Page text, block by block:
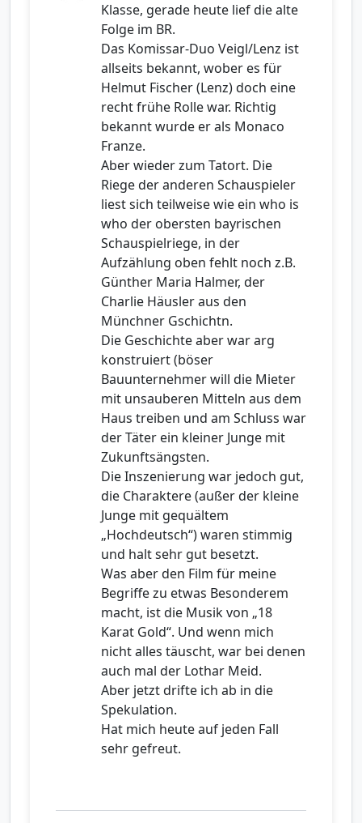
Klasse, gerade heute lief die alte
Folge im BR.
Das Komissar-Duo Veigl/Lenz ist
allseits bekannt, wober es für
Helmut Fischer (Lenz) doch eine
recht frühe Rolle war. Richtig
bekannt wurde er als Monaco
Franze.
Aber wieder zum Tatort. Die
Riege der anderen Schauspieler
liest sich teilweise wie ein who is
who der obersten bayrischen
Schauspielriege, in der
Aufzählung oben fehlt noch z.B.
Günther Maria Halmer, der
Charlie Häusler aus den
Münchner Gschichtn.
Die Geschichte aber war arg
konstruiert (böser
Bauunternehmer will die Mieter
mit unsauberen Mitteln aus dem
Haus treiben und am Schluss war
der Täter ein kleiner Junge mit
Zukunftsängsten.
Die Inszenierung war jedoch gut,
die Charaktere (außer der kleine
Junge mit gequältem
„Hochdeutsch“) waren stimmig
und halt sehr gut besetzt.
Was aber den Film für meine
Begriffe zu etwas Besonderem
macht, ist die Musik von „18
Karat Gold“. Und wenn mich
nicht alles täuscht, war bei denen
auch mal der Lothar Meid.
Aber jetzt drifte ich ab in die
Spekulation.
Hat mich heute auf jeden Fall
sehr gefreut.